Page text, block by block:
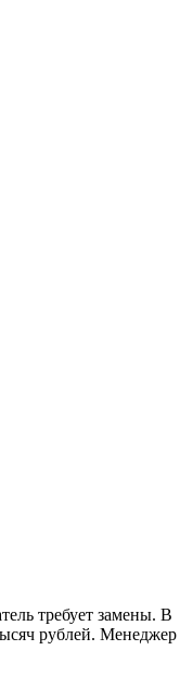
требует замены. В
рублей. Менеджер